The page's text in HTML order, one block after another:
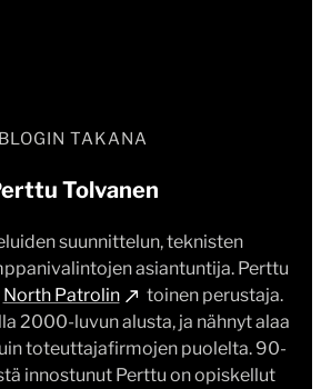
BLOGIN TAKANA
Tolvanen
suunnittelun, teknisten
asiantuntija. Perttu
North Patrolin
toinen perustaja.
2000-luvun alusta, ja nähnyt alaa
toteuttajafirmojen puolelta. 90-
innostunut Perttu on opiskellut